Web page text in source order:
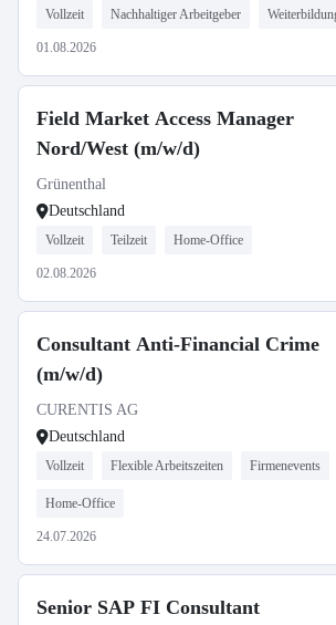
Vollzeit Nachhaltiger Arbeitgeber
01.08.2026
Field Market Access Manager
Nord/West (m/w/d)
Grünenthal
Deutschland
Vollzeit Teilzeit Home-Office
02.08.2026
Consultant Anti-Financial Crime
(m/w/d)
CURENTIS AG
Deutschland
Vollzeit Flexible Arbeitszeiten Firmenevents
Home-Office
24.07.2026
Senior SAP FI Consultant